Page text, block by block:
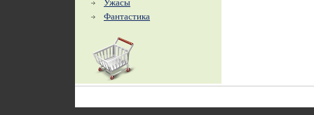
Ужасы
Фантастика